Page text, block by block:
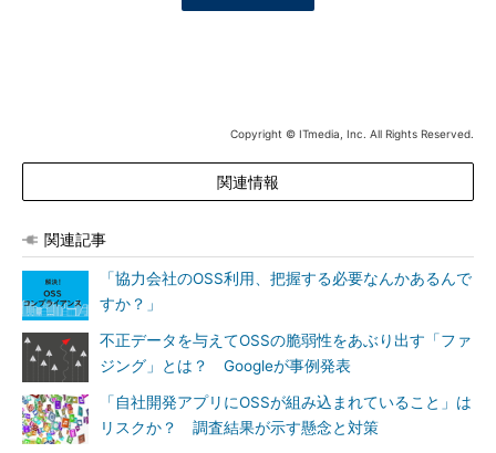
Copyright © ITmedia, Inc. All Rights Reserved.
関連情報
関連記事
「協力会社のOSS利用、把握する必要なんかあるんで
すか？」
不正データを与えてOSSの脆弱性をあぶり出す「ファ
ジング」とは？ Googleが事例発表
「自社開発アプリにOSSが組み込まれていること」は
リスクか？ 調査結果が示す懸念と対策